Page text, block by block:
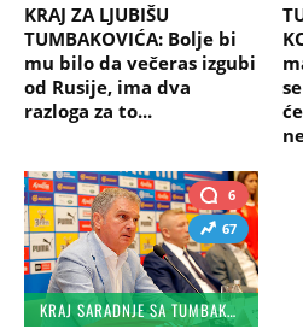
KRAJ ZA LJUBIŠU
TUMBAKOVIĆA: Bolje bi
mu bilo da večeras izgubi
od Rusije, ima dva
razloga za to...
6
67
KRAJ SARADNJE SA TUMBAKOVIĆEM